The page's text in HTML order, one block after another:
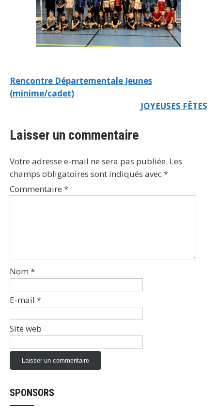
Rencontre Départementale Jeunes
(minime/cadet)
JOYEUSES FÊTES
Laisser un commentaire
Votre adresse e-mail ne sera pas publiée. Les
champs obligatoires sont indiqués avec*
Commentaire *
Nom *
E-mail *
Site web
SPONSORS